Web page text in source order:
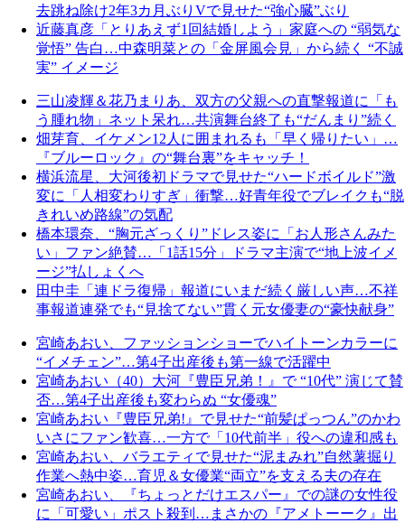
去跳ね除け2年3カ月ぶりVで見せた“強心臓”ぶり
近藤真彦「とりあえず1回結婚しよう」家庭への “弱気な
覚悟” 告白…中森明菜との「金屏風会見」から続く “不誠
実” イメージ
三山凌輝＆花乃まりあ、双方の父親への直撃報道に「も
う腫れ物」ネット呆れ…共演舞台終了も“だんまり”続く
畑芽育、イケメン12人に囲まれるも「早く帰りたい」…
『ブルーロック』の“舞台裏”をキャッチ！
横浜流星、大河後初ドラマで見せた“ハードボイルド”激
変に「人相変わりすぎ」衝撃…好青年役でブレイクも“脱
きれいめ路線”の気配
橋本環奈、“胸元ざっくり”ドレス姿に「お人形さんみた
い」ファン絶賛…「1話15分」ドラマ主演で“地上波イメ
ージ”払しょくへ
田中圭「連ドラ復帰」報道にいまだ続く厳しい声…不祥
事報道連発でも“見捨てない”貫く元女優妻の“豪快献身”
宮崎あおい、ファッションショーでハイトーンカラーに
“イメチェン”…第4子出産後も第一線で活躍中
宮崎あおい（40）大河『豊臣兄弟！』で “10代” 演じて賛
否…第4子出産後も変わらぬ “女優魂”
宮崎あおい『豊臣兄弟!』で見せた“前髪ぱっつん”のかわ
いさにファン歓喜…一方で「10代前半」役への違和感も
宮崎あおい、バラエティで見せた“泥まみれ”自然薯掘り
作業へ熱中姿…育児＆女優業“両立”を支える夫の存在
宮崎あおい、『ちょっとだけエスパー』での謎の女性役
に「可愛い」ポスト殺到…まさかの『アメトーーク』出